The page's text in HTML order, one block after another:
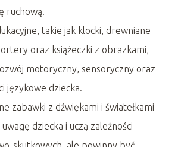
ruchową.
takie jak klocki, drewniane
oraz książeczki z obrazkami,
motoryczny, sensoryczny oraz
językowe dziecka.
zabawki z dźwiękami i światełkami
dziecka i uczą zależności